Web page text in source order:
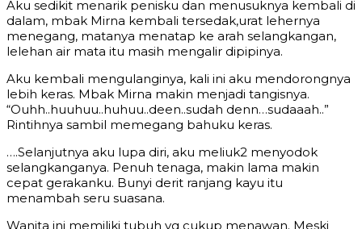
Aku sedikit menarik penisku dan menusuknya kembali di
dalam, mbak Mirna kembali tersedak,urat lehernya
menegang, matanya menatap ke arah selangkangan,
lelehan air mata itu masih mengalir dipipinya.
Aku kembali mengulanginya, kali ini aku mendorongnya
lebih keras. Mbak Mirna makin menjadi tangisnya.
“Ouhh..huuhuu..huhuu..deen..sudah denn…sudaaah..”
Rintihnya sambil memegang bahuku keras.
….Selanjutnya aku lupa diri, aku meliuk2 menyodok
selangkanganya. Penuh tenaga, makin lama makin
cepat gerakanku. Bunyi derit ranjang kayu itu
menambah seru suasana.
Wanita ini memiliki tubuh yg cukup menawan. Meski